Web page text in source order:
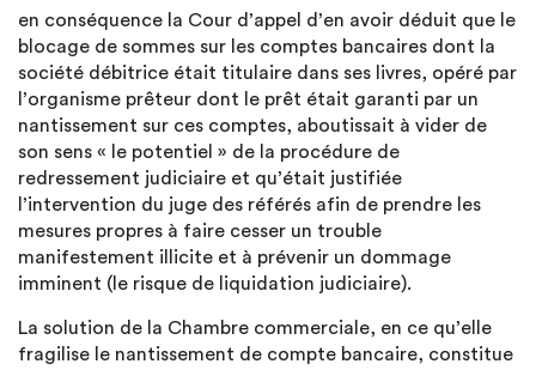
en conséquence la Cour d’appel d’en avoir déduit que le
blocage de sommes sur les comptes bancaires dont la
société débitrice était titulaire dans ses livres, opéré par
l’organisme prêteur dont le prêt était garanti par un
nantissement sur ces comptes, aboutissait à vider de
son sens « le potentiel » de la procédure de
redressement judiciaire et qu’était justifiée
l’intervention du juge des référés afin de prendre les
mesures propres à faire cesser un trouble
manifestement illicite et à prévenir un dommage
imminent (le risque de liquidation judiciaire).
La solution de la Chambre commerciale, en ce qu’elle
fragilise le nantissement de compte bancaire, constitue